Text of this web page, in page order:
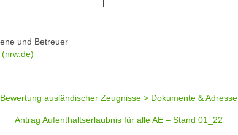
und Betreuer
Bewertung ausländischer Zeugnisse > Dokumente & Adresse
Antrag Aufenthaltserlaubnis für alle AE – Stand 01_22